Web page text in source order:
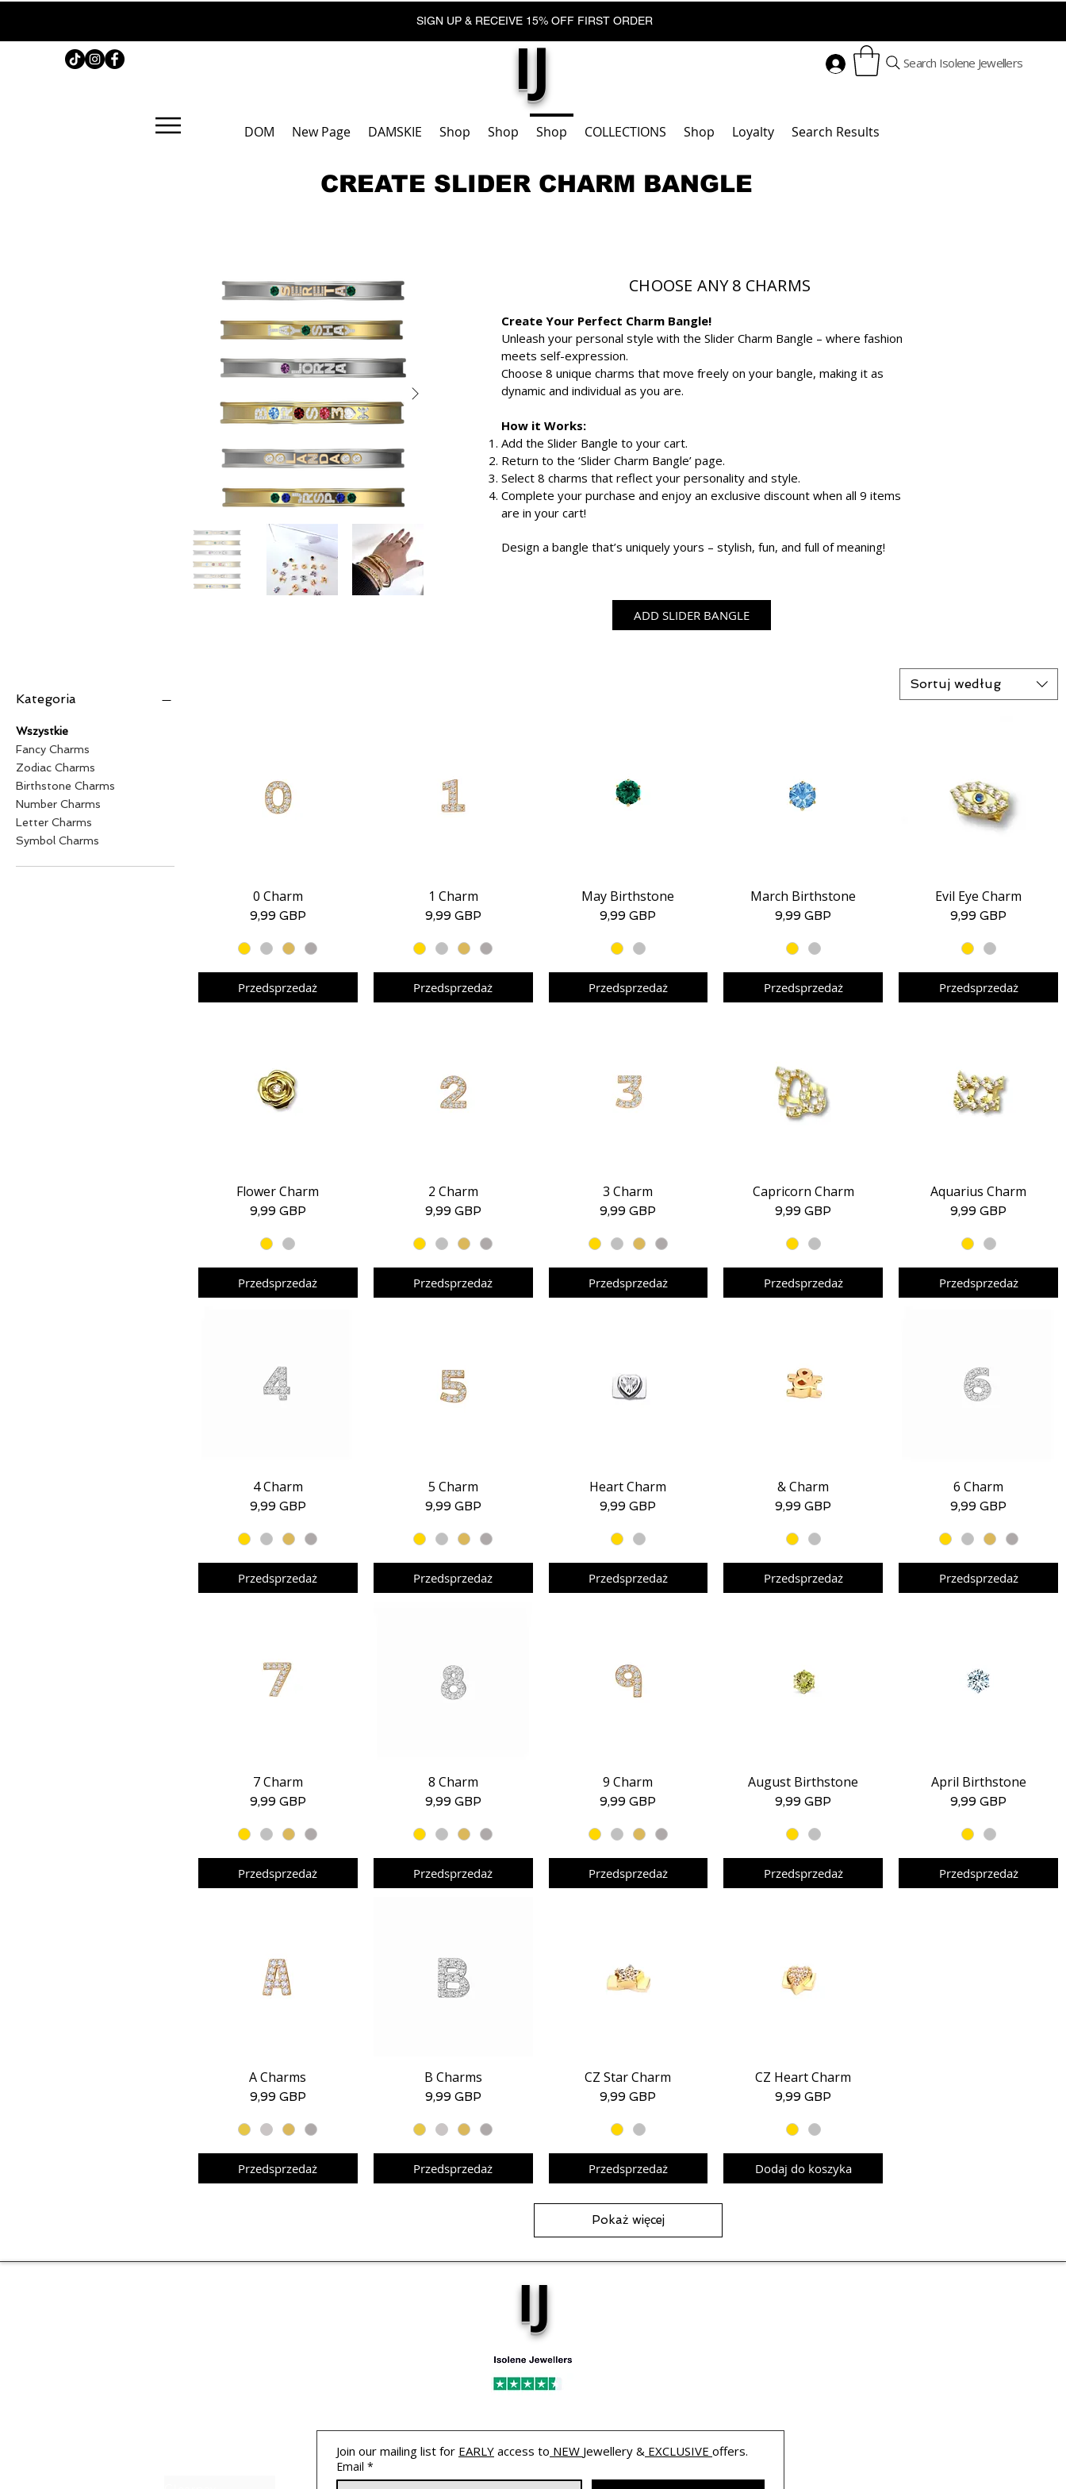
SIGN UP & RECEIVE 15% OFF FIRST ORDER
IJ Search Isolene Jewellers
DOM New Page DAMSKIE Shop Shop Shop COLLECTIONS Shop Loyalty Search Results
CREATE SLIDER CHARM BANGLE
​ CHOOSE ANY 8 CHARMS
Create Your Perfect Charm Bangle!
Unleash your personal style with the Slider Charm Bangle – where fashion
meets self-expression.
Choose 8 unique charms that move freely on your bangle, making it as
dynamic and individual as you are.
How it Works:
Add the Slider Bangle to your cart.
Return to the ‘Slider Charm Bangle’ page.
Select 8 charms that reflect your personality and style.
Complete your purchase and enjoy an exclusive discount when all 9 items
are in your cart!
Design a bangle that’s uniquely yours – stylish, fun, and full of meaning!
ADD SLIDER BANGLE
Kategoria
Wszystkie
Fancy Charms
Zodiac Charms
Birthstone Charms
Number Charms
Letter Charms
Symbol Charms
Sortuj według
Podgląd
0 Charm
Cena
9,99 GBP
Przedsprzedaż
Podgląd
1 Charm
Cena
9,99 GBP
Przedsprzedaż
Podgląd
May Birthstone
Cena
9,99 GBP
Przedsprzedaż
Podgląd
March Birthstone
Cena
9,99 GBP
Przedsprzedaż
Podgląd
Evil Eye Charm
Cena
9,99 GBP
Przedsprzedaż
Podgląd
Flower Charm
Cena
9,99 GBP
Przedsprzedaż
Podgląd
2 Charm
Cena
9,99 GBP
Przedsprzedaż
Podgląd
3 Charm
Cena
9,99 GBP
Przedsprzedaż
Podgląd
Capricorn Charm
Cena
9,99 GBP
Przedsprzedaż
Podgląd
Aquarius Charm
Cena
9,99 GBP
Przedsprzedaż
Podgląd
4 Charm
Cena
9,99 GBP
Przedsprzedaż
Podgląd
5 Charm
Cena
9,99 GBP
Przedsprzedaż
Podgląd
Heart Charm
Cena
9,99 GBP
Przedsprzedaż
Podgląd
& Charm
Cena
9,99 GBP
Przedsprzedaż
Podgląd
6 Charm
Cena
9,99 GBP
Przedsprzedaż
Podgląd
7 Charm
Cena
9,99 GBP
Przedsprzedaż
Podgląd
8 Charm
Cena
9,99 GBP
Przedsprzedaż
Podgląd
9 Charm
Cena
9,99 GBP
Przedsprzedaż
Podgląd
August Birthstone
Cena
9,99 GBP
Przedsprzedaż
Podgląd
April Birthstone
Cena
9,99 GBP
Przedsprzedaż
Podgląd
A Charms
Cena
9,99 GBP
Przedsprzedaż
Podgląd
B Charms
Cena
9,99 GBP
Przedsprzedaż
Podgląd
CZ Star Charm
Cena
9,99 GBP
Przedsprzedaż
Podgląd
CZ Heart Charm
Cena
9,99 GBP
Dodaj do koszyka
Pokaż więcej
IJ
Join our mailing list for EARLY access to NEW Jewellery & EXCLUSIVE offers.
Email *